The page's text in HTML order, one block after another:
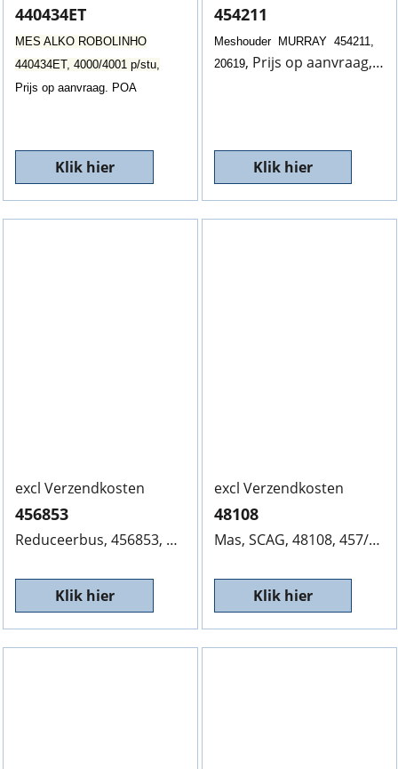
440434ET
MES ALKO ROBOLINHO
440434ET, 4000/4001 p/stu,
Prijs op aanvraag. POA
Klik hier
454211
Meshouder MURRAY 454211,
20619, Prijs op aanvraag, POA
Klik hier
excl Verzendkosten
456853
Reduceerbus, 456853, 20.6/17/9.5MM Lengte 27MM, V.R. K6
Klik hier
excl Verzendkosten
48108
Mas, SCAG, 48108, 457/15.8MM,
Klik hier